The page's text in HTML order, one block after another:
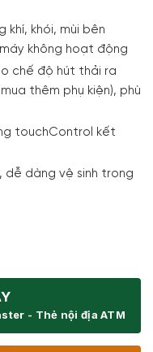
khí, khói, mùi bên
không hoạt động
chế độ hút thải ra
thêm phụ kiện), phù
touchControl kết
dàng vệ sinh trong
LC77BHM50 iQ300
- Thẻ nội địa ATM